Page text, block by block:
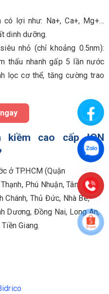
có lợi như: Na+, Ca+, Mg+…
dinh dưỡng.
nhỏ (chỉ khoảng 0.5nm):
thấu nhanh gấp 5 lần nước
lọc cơ thể, tăng cường trao
kiềm cao cấp ION
ở TP.HCM (Quận
Phú Nhuận, Tân Bình,
Chánh, Thủ Đức, Nhà Bè,
Dương, Đồng Nai, Long An,
Giang.